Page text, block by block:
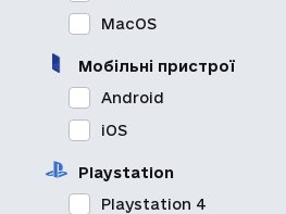
MacOS
Мобільні пристрої
Android
iOS
Playstation
Playstation 4